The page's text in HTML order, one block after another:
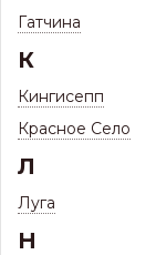
Фасадная
БРИКС
Гатчина
К
Кингисепп
Красное Село
Л
Луга
Н